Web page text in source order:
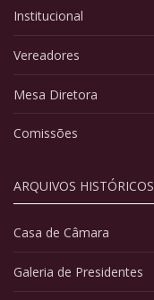
Institucional
Vereadores
Mesa Diretora
Comissões
ARQUIVOS HISTÓRICOS
Casa de Câmara
Galeria de Presidentes